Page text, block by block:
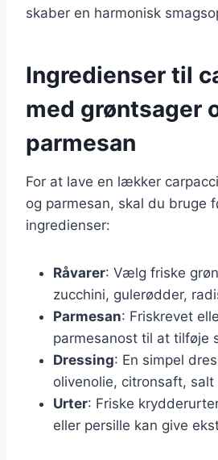
skaber en harmonisk
Ingredienser til
med grøntsager
parmesan
For at lave en lækker
og parmesan, skal du bruge
ingredienser:
Råvarer: Vælg friske
zucchini, gulerødder,
Parmesan: Friskrevet
parmesanost til at tilføje
Dressing: En simpel
olivenolie, citronsaft, salt
Urter: Friske
eller persille kan give